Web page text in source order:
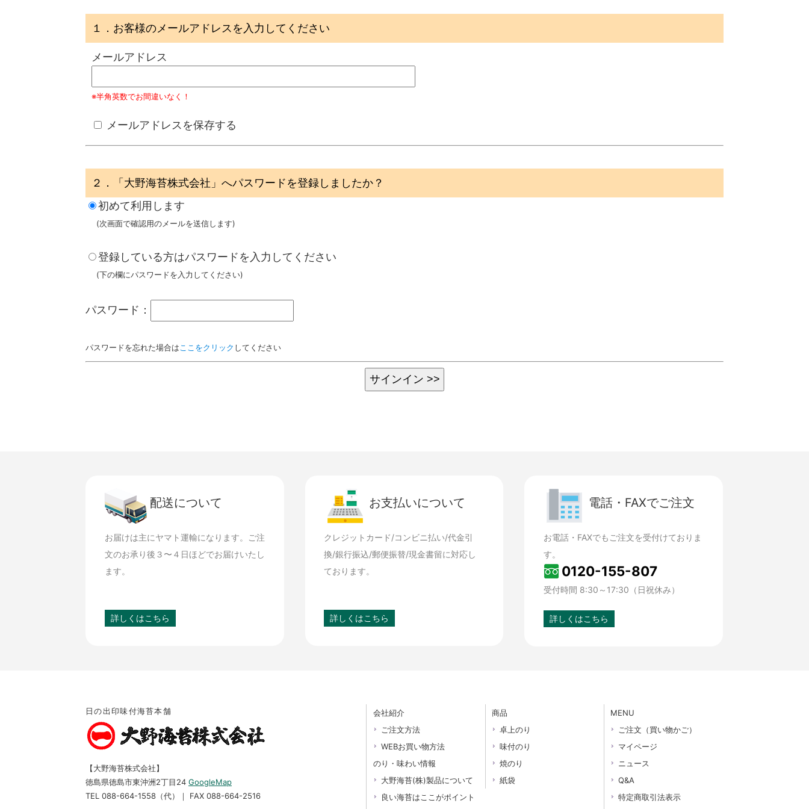
１．お客様のメールアドレスを入力してください
メールアドレス
※半角英数でお間違いなく！
メールアドレスを保存する
２．「大野海苔株式会社」へパスワードを登録しましたか？
初めて利用します
(次画面で確認用のメールを送信します)
登録している方はパスワードを入力してください
(下の欄にパスワードを入力してください)
パスワード：
パスワードを忘れた場合は ここをクリック してください
配送について
お届けは主にヤマト運輸になります。ご注
文のお承り後３〜４日ほどでお届けいたし
ます。
詳しくはこちら
お支払いについて
クレジットカード/コンビニ払い/代金引
換/銀行振込/郵便振替/現金書留に対応し
ております。
詳しくはこちら
電話・FAXでご注文
お電話・FAXでもご注文を受付けておりま
す。
0120-155-807
受付時間 8:30～17:30（日祝休み）
詳しくはこちら
日の出印味付海苔本舗
【大野海苔株式会社】
徳島県徳島市東沖洲2丁目24 GoogleMap
TEL 088-664-1558（代）｜ FAX 088-664-2516
会社紹介
ご注文方法
WEBお買い物方法
のり・味わい情報
大野海苔(株)製品について
良い海苔はここがポイント
商品
卓上のり
味付のり
焼のり
紙袋
MENU
ご注文（買い物かご）
マイページ
ニュース
Q&A
特定商取引法表示